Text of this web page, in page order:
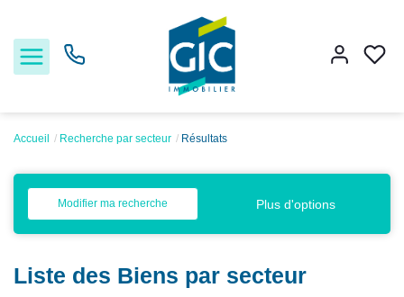
Acheter
Louer
Estimer
Accueil Recherche par secteur Résultats
Modifier ma recherche Plus d'options
Liste des Biens par secteur